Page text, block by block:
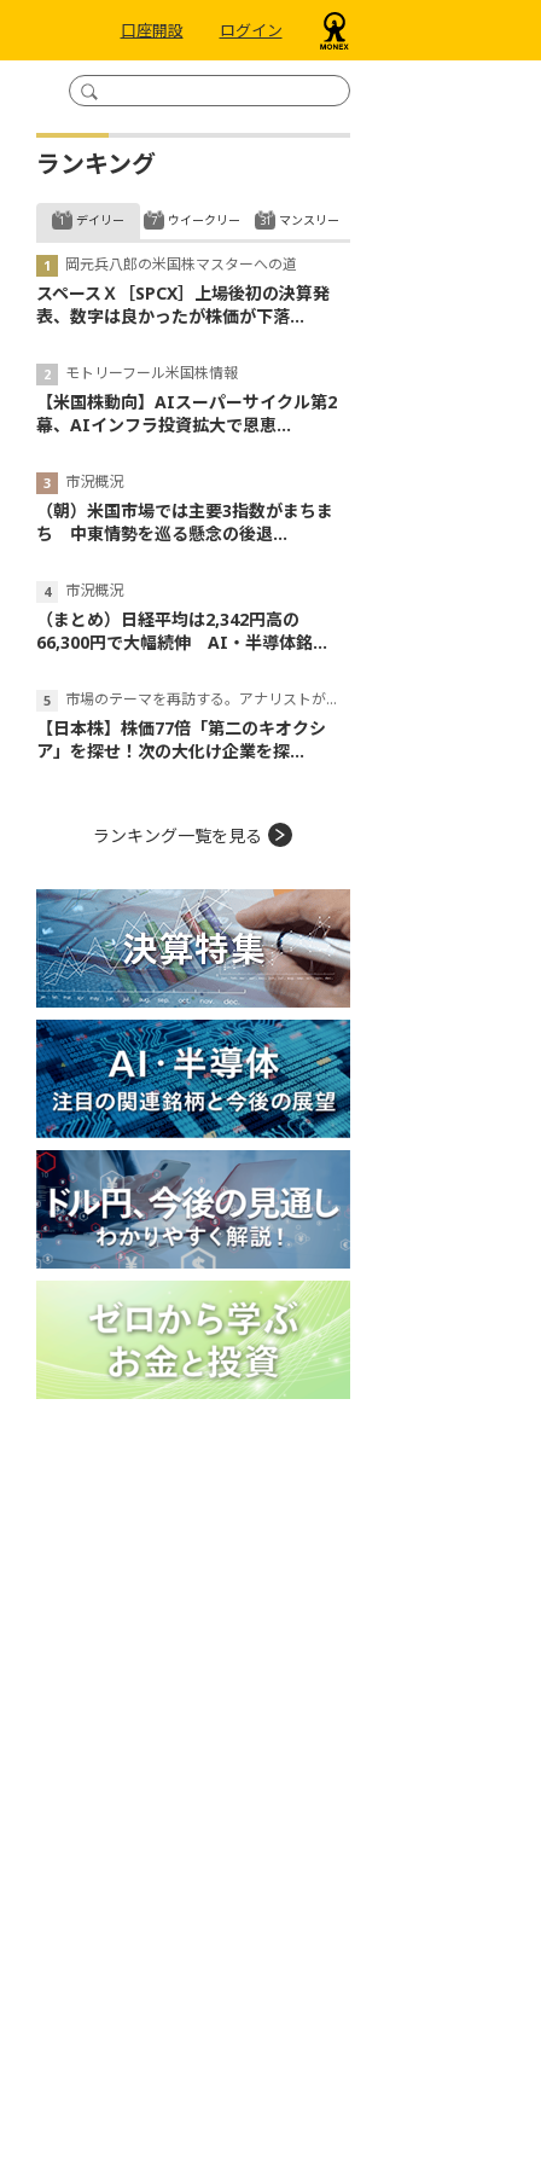
口座開設 ログイン
ランキング
デイリー
岡元兵八郎の米国株マスターへの道
スペースＸ［SPCX］上場後初の決算発
表、数字は良かったが株価が下落...
モトリーフール米国株情報
【米国株動向】AIスーパーサイクル第2
幕、AIインフラ投資拡大で恩恵...
市況概況
（朝）米国市場では主要3指数がまちま
ち 中東情勢を巡る懸念の後退...
市況概況
（まとめ）日経平均は2,342円高の
66,300円で大幅続伸 AI・半導体銘...
市場のテーマを再訪する。アナリストが読み解くテーマの本質
【日本株】株価77倍「第二のキオクシ
ア」を探せ！次の大化け企業を探...
ウイークリー マンスリー
ランキング一覧を見る